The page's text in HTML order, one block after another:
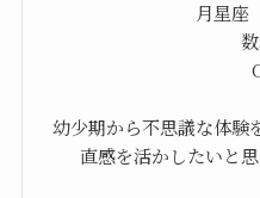
月星
幼少期から不思議な体験
直感を活かしたいと